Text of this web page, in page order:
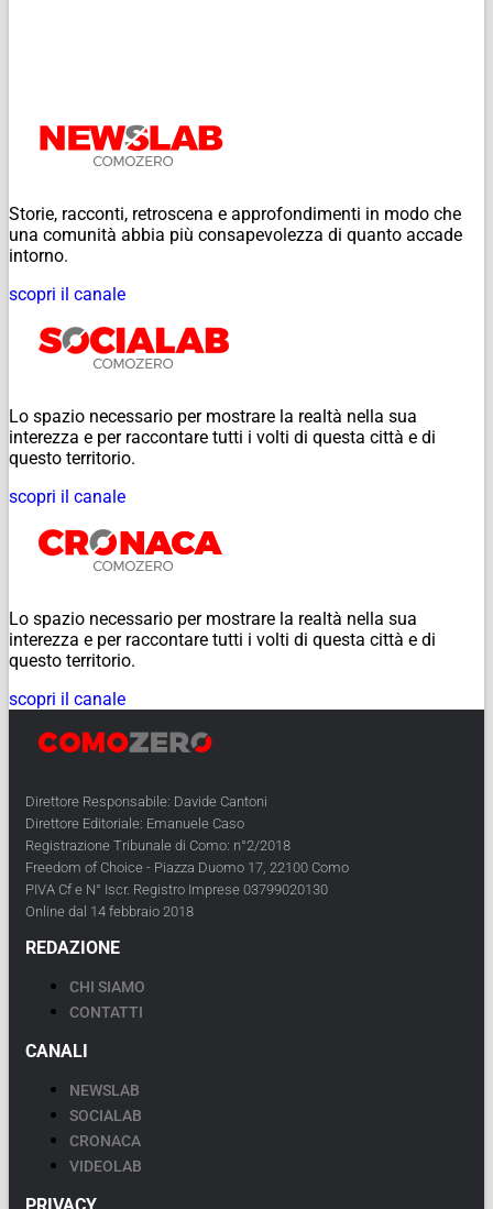
Storie, racconti, retroscena e approfondimenti in modo che
una comunità abbia più consapevolezza di quanto accade
intorno.
scopri il canale
Lo spazio necessario per mostrare la realtà nella sua
interezza e per raccontare tutti i volti di questa città e di
questo territorio.
scopri il canale
Lo spazio necessario per mostrare la realtà nella sua
interezza e per raccontare tutti i volti di questa città e di
questo territorio.
scopri il canale
Direttore Responsabile: Davide Cantoni
Direttore Editoriale: Emanuele Caso
Registrazione Tribunale di Como: n°2/2018
Freedom of Choice - Piazza Duomo 17, 22100 Como
PIVA Cf e N° Iscr. Registro Imprese 03799020130
Online dal 14 febbraio 2018
REDAZIONE
CHI SIAMO
CONTATTI
CANALI
NEWSLAB
SOCIALAB
CRONACA
VIDEOLAB